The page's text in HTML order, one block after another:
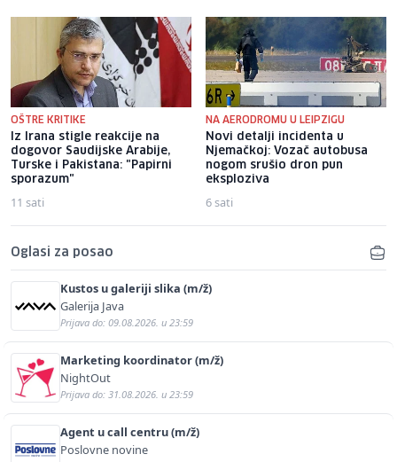
OŠTRE KRITIKE
Iz Irana stigle reakcije na
dogovor Saudijske Arabije,
Turske i Pakistana: "Papirni
sporazum"
11 sati
NA AERODROMU U LEIPZIGU
Novi detalji incidenta u
Njemačkoj: Vozač autobusa
nogom srušio dron pun
eksploziva
6 sati
Oglasi za posao
Kustos u galeriji slika (m/ž)
Galerija Java
Prijava do: 09.08.2026. u 23:59
Marketing koordinator (m/ž)
NightOut
Prijava do: 31.08.2026. u 23:59
Agent u call centru (m/ž)
Poslovne novine